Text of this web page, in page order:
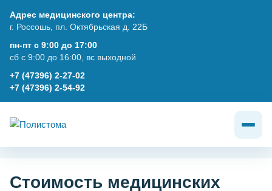
Адрес медицинского центра:
г. Россошь, пл. Октябрьская д. 22Б
пн-пт с 9:00 до 17:00
сб с 9:00 до 16:00, вс выходной
+7 (47396) 2-27-02
+7 (47396) 2-54-92
Стоимость медицинских